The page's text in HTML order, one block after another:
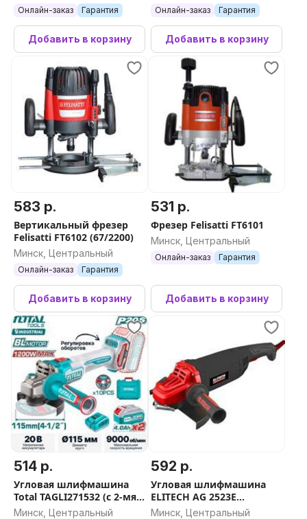
Онлайн-заказ Гарантия
Добавить в корзину
Онлайн-заказ Гарантия
Добавить в корзину
583 р.
Вертикальный фрезер
Felisatti FT6102 (67/2200)
Минск, Центральный
Онлайн-заказ Гарантия
Добавить в корзину
531 р.
Фрезер Felisatti FT6101
Минск, Центральный
Онлайн-заказ Гарантия
Добавить в корзину
514 р.
Угловая шлифмашина
Total TAGLI271532 (с 2-мя
АКБ, кейс)
Минск, Центральный
592 р.
Угловая шлифмашина
ELITECH AG 2523E
E2213.051.00
Минск, Центральный